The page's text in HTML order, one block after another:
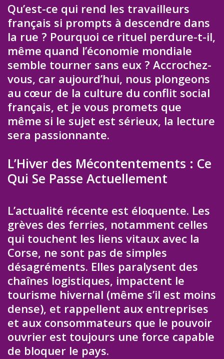
Qu’est-ce qui rend les travailleurs
français si prompts à descendre dans
la rue ? Pourquoi ce rituel perdure-t-il,
même quand l’économie mondiale
semble tourner sans eux ? Accrochez-
vous, car aujourd’hui, nous plongeons
au cœur de la culture du conflit social
français, et je vous promets que
même si le sujet est sérieux, la lecture
sera passionnante.
L’Hiver des Mécontentements : Ce
Qui Se Passe Actuellement
L’actualité récente est éloquente. Les
grèves des ferries, notamment celles
qui touchent les liens vitaux avec la
Corse, ne sont pas de simples
désagréments. Elles paralysent des
chaînes logistiques, impactent le
tourisme hivernal (même s’il est moins
dense), et rappellent aux entreprises
et aux consommateurs que le pouvoir
ouvrier est toujours une force capable
de bloquer le pays.